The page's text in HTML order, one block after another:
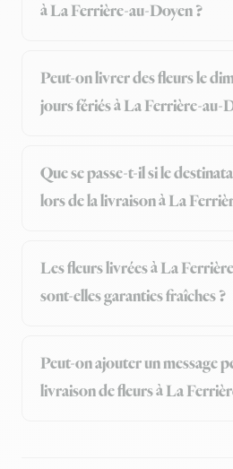
à La Ferrière-au-Doyen ?
Peut-on livrer des fleurs le
jours fériés à La Ferrière-au-
Que se passe-t-il si le
lors de la livraison à La
Les fleurs livrées à La
sont-elles garanties fraîches ?
Peut-on ajouter un message
livraison de fleurs à La